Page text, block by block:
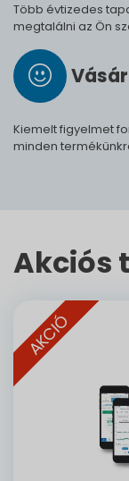
Több évtizedes
megtalálni az Ön
Kiemelt figyelmet
minden
Akciós
AKCIÓ